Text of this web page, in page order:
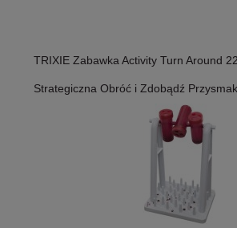
TRIXIE Zabawka Activity Turn Around
Strategiczna Obróć i Zdobądź